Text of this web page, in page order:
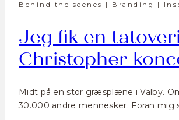
Behind the scenes | Branding |
Jeg fik en
Christopher
Midt på en stor græsplæne i Valby.
30.000 andre mennesker. Foran mig